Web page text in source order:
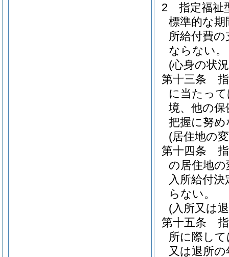
2
指定福祉
標準的な期
所給付費
ならない。
(心身の状
第十三条
に当たっ
境、他の
把握に努
(居住地の
第十四条
の居住地
入所給付
らない。
(入所又は
第十五条
所に際し
又は退所